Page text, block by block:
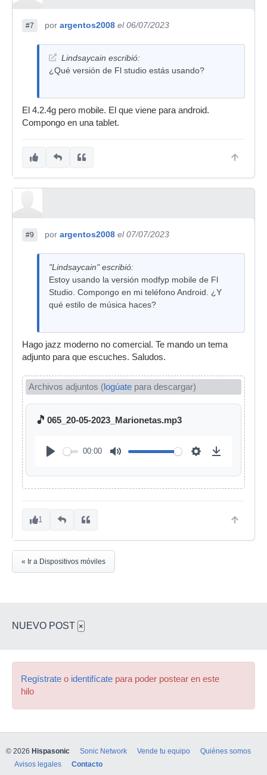
#7 por argentos2008 el 06/07/2023
Lindsaycain escribió:
¿Qué versión de Fl studio estás usando?
El 4.2.4g pero mobile. El que viene para android.
Compongo en una tablet.
#9 por argentos2008 el 07/07/2023
"Lindsaycain" escribió:
Estoy usando la versión modfyp mobile de Fl
Studio. Compongo en mi teléfono Android. ¿Y
qué estilo de música haces?
Hago jazz moderno no comercial. Te mando un tema
adjunto para que escuches. Saludos.
Archivos adjuntos (logúate para descargar)
🎵 065_20-05-2023_Marionetas.mp3
00:00
1
« Ir a Dispositivos móviles
NUEVO POST ×
Regístrate o identifícate para poder postear en este
hilo
© 2026 Hispasonic Sonic Network Vende tu equipo
Quiénes somos
Avisos legales
Contacto